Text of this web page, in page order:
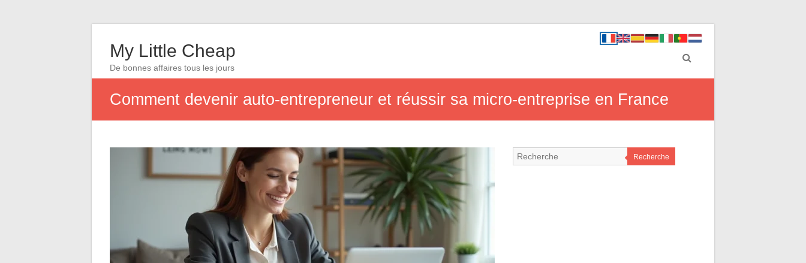
My Little Cheap
De bonnes affaires tous les jours
Comment devenir auto-entrepreneur et réussir sa micro-entreprise en France
Recherche